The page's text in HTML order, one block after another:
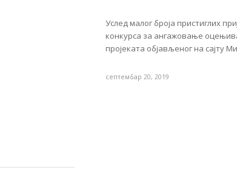
Услед малог броја пристиглих
конкурса за ангажовање
пројеката објављеног на сајту
септембар 20, 2019